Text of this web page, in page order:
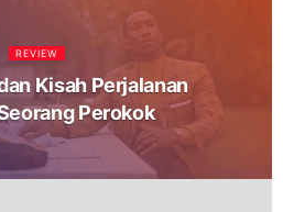
REVIEW
Kisah Perjalanan
Perokok